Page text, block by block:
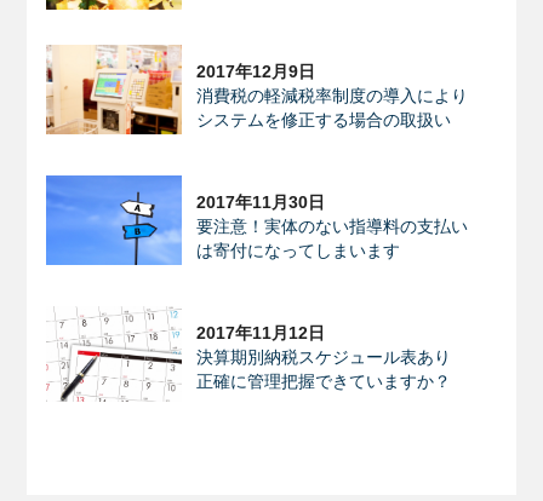
2017年12月9日
消費税の軽減税率制度の導入により
システムを修正する場合の取扱い
2017年11月30日
要注意！実体のない指導料の支払い
は寄付になってしまいます
2017年11月12日
決算期別納税スケジュール表あり
正確に管理把握できていますか？